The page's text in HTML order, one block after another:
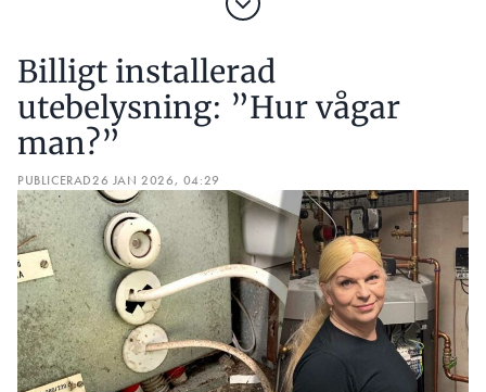
Billigt installerad
utebelysning: ”Hur vågar
man?”
PUBLICERAD26 JAN 2026, 04:29